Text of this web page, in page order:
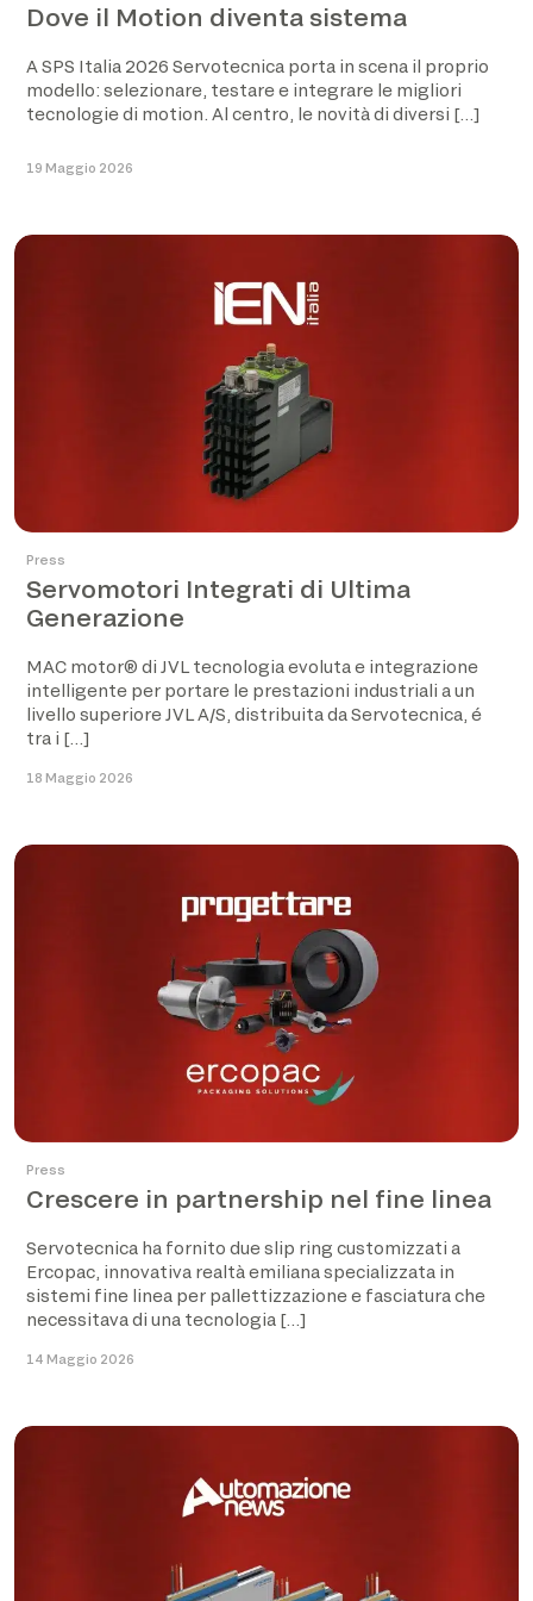
Dove il Motion diventa sistema
A SPS Italia 2026 Servotecnica porta in scena il proprio
modello: selezionare, testare e integrare le migliori
tecnologie di motion. Al centro, le novità di diversi […]
19 Maggio 2026
Press
Servomotori Integrati di Ultima
Generazione
MAC motor® di JVL tecnologia evoluta e integrazione
intelligente per portare le prestazioni industriali a un
livello superiore JVL A/S, distribuita da Servotecnica, é
tra i […]
18 Maggio 2026
Press
Crescere in partnership nel fine linea
Servotecnica ha fornito due slip ring customizzati a
Ercopac, innovativa realtà emiliana specializzata in
sistemi fine linea per pallettizzazione e fasciatura che
necessitava di una tecnologia […]
14 Maggio 2026